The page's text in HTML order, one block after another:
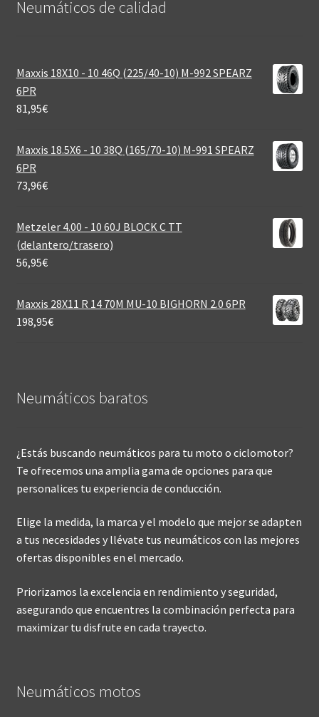
Neumáticos de calidad‎
Maxxis 18X10 - 10 46Q (225/40-10) M-992 SPEARZ
6PR
81,95€
Maxxis 18.5X6 - 10 38Q (165/70-10) M-991 SPEARZ
6PR
73,96€
Metzeler 4.00 - 10 60J BLOCK C TT
(delantero/trasero)
56,95€
Maxxis 28X11 R 14 70M MU-10 BIGHORN 2.0 6PR
198,95€
Neumáticos baratos
¿Estás buscando neumáticos para tu moto o ciclomotor?
Te ofrecemos una amplia gama de opciones para que
personalices tu experiencia de conducción.
Elige la medida, la marca y el modelo que mejor se adapten
a tus necesidades y llévate tus neumáticos con las mejores
ofertas disponibles en el mercado.
Priorizamos la excelencia en rendimiento y seguridad,
asegurando que encuentres la combinación perfecta para
maximizar tu disfrute en cada trayecto.
Neumáticos motos